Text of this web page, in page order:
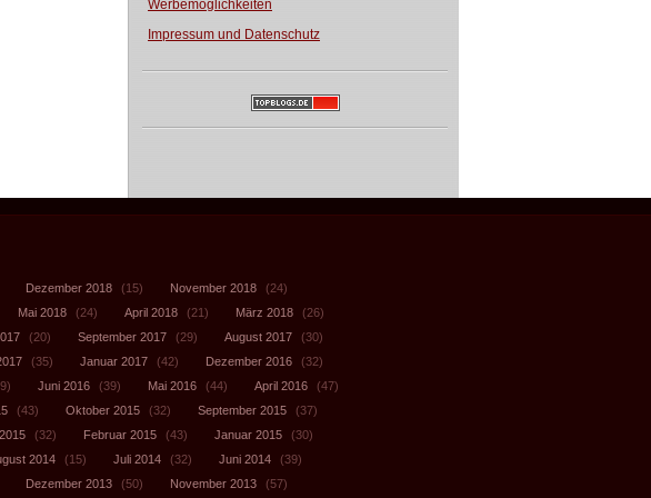
Werbemöglichkeiten
Impressum und Datenschutz
Dezember 2018 (15) November 2018
(24)
Mai 2018 (24) April 2018 (21) März 2018
(26)
(20) September 2017 (29) August 2017
(30)
(35) Januar 2017 (42) Dezember 2016
(32)
Juni 2016 (39) Mai 2016 (44) April 2016
(47)
(43) Oktober 2015 (32) September 2015
(37)
(32) Februar 2015 (43) Januar 2015
(30)
2014 (15) Juli 2014 (32) Juni 2014
(39)
Dezember 2013 (50) November 2013 (57)